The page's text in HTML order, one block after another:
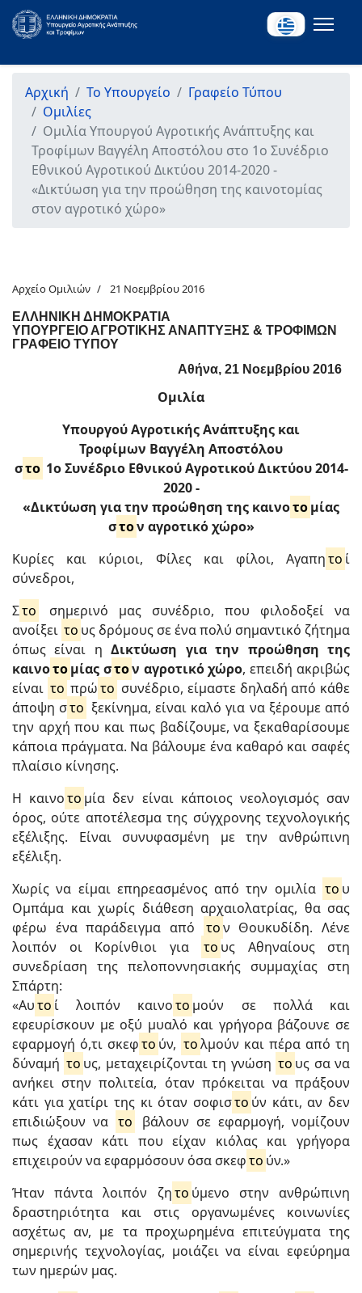
Αρχική Το Υπουργείο
Γραφείο Τύπου
Ομιλίες
Ομιλία Υπουργού Αγροτικής Ανάπτυξης και
Τροφίμων Βαγγέλη Αποστόλου στο 1ο Συνέδριο
Εθνικού Αγροτικού Δικτύου 2014-2020 -
«Δικτύωση για την προώθηση της καινοτομίας
στον αγροτικό χώρο»
Αρχείο Ομιλιών 21 Νοεμβρίου 2016
ΕΛΛΗΝΙΚΗ ΔΗΜΟΚΡΑΤΙΑ
ΥΠΟΥΡΓΕΙΟ ΑΓΡΟΤΙΚΗΣ ΑΝΑΠΤΥΞΗΣ & ΤΡΟΦΙΜΩΝ
ΓΡΑΦΕΙΟ ΤΥΠΟΥ
Αθήνα, 21 Νοεμβρίου 2016
Ομιλία
Υπουργού Αγροτικής Ανάπτυξης και
Τροφίμων Βαγγέλη Αποστόλου
στο 1ο Συνέδριο Εθνικού Αγροτικού Δικτύου 2014-
2020 -
«Δικτύωση για την προώθηση της καινοτομίας
στον αγροτικό χώρο»
Κυρίες και κύριοι, Φίλες και φίλοι, Αγαπητο ί
σύνεδροι,
Στο
σημερινό μας συνέδριο, που φιλοδοξεί να
ανοίξει το υς δρόμους σε ένα πολύ σημαντικό ζήτημα
όπως είναι η Δικτύωση για την προώθηση της
καινοτομίας στον αγροτικό χώρο, επειδή ακριβώς
είναι το πρώ το συνέδριο, είμαστε δηλαδή από κάθε
άποψη στο ξεκίνημα, είναι καλό για να ξέρουμε από
την αρχή που και πως βαδίζουμε, να ξεκαθαρίσουμε
κάποια πράγματα. Να βάλουμε ένα καθαρό και σαφές
πλαίσιο κίνησης.
Η καινοτο μία δεν είναι κάποιος νεολογισμός σαν
όρος, ούτε αποτέλεσμα της σύγχρονης τεχνολογικής
εξέλιξης. Είναι συνυφασμένη με την ανθρώπινη
εξέλιξη.
Χωρίς να είμαι επηρεασμένος από την ομιλία το υ
Ομπάμα και χωρίς διάθεση αρχαιολατρίας, θα σας
φέρω ένα παράδειγμα από
τον Θουκυδίδη. Λένε
λοιπόν οι Κορίνθιοι για
το υς Αθηναίους στη
συνεδρίαση της πελοποννησιακής συμμαχίας στη
Σπάρτη:
«Αυτο ί λοιπόν καινο το μούν σε πολλά και
εφευρίσκουν με οξύ μυαλό και γρήγορα βάζουνε σε
εφαρμογή ό,τι σκεφτο ύν, τολμούν και πέρα από τη
δύναμή το υς, μεταχειρίζονται τη γνώση το υς σα να
ανήκει στην πολιτεία, όταν πρόκειται να πράξουν
κάτι για χατίρι της κι όταν σοφιστο ύν κάτι, αν δεν
επιδιώξουν να το
βάλουν σε εφαρμογή, νομίζουν
πως έχασαν κάτι που είχαν κιόλας και γρήγορα
επιχειρούν να εφαρμόσουν όσα σκεφτο ύν.»
Ήταν πάντα λοιπόν ζητο ύμενο στην ανθρώπινη
δραστηριότητα και στις οργανωμένες κοινωνίες
ασχέτως αν, με τα προχωρημένα επιτεύγματα της
σημερινής τεχνολογίας, μοιάζει να είναι εφεύρημα
των ημερών μας.